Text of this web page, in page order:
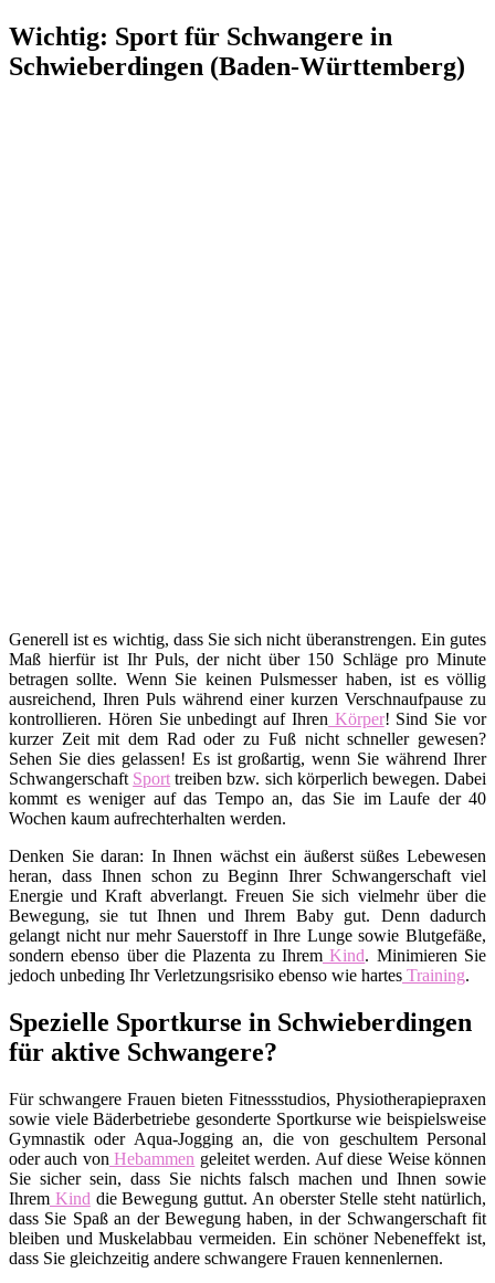
Wichtig: Sport für Schwangere in
Schwieberdingen (Baden-Württemberg)
Generell ist es wichtig, dass Sie sich nicht überanstrengen. Ein gutes
Maß hierfür ist Ihr Puls, der nicht über 150 Schläge pro Minute
betragen sollte. Wenn Sie keinen Pulsmesser haben, ist es völlig
ausreichend, Ihren Puls während einer kurzen Verschnaufpause zu
kontrollieren. Hören Sie unbedingt auf Ihren Körper! Sind Sie vor
kurzer Zeit mit dem Rad oder zu Fuß nicht schneller gewesen?
Sehen Sie dies gelassen! Es ist großartig, wenn Sie während Ihrer
Schwangerschaft Sport treiben bzw. sich körperlich bewegen. Dabei
kommt es weniger auf das Tempo an, das Sie im Laufe der 40
Wochen kaum aufrechterhalten werden.
Denken Sie daran: In Ihnen wächst ein äußerst süßes Lebewesen
heran, dass Ihnen schon zu Beginn Ihrer Schwangerschaft viel
Energie und Kraft abverlangt. Freuen Sie sich vielmehr über die
Bewegung, sie tut Ihnen und Ihrem Baby gut. Denn dadurch
gelangt nicht nur mehr Sauerstoff in Ihre Lunge sowie Blutgefäße,
sondern ebenso über die Plazenta zu Ihrem Kind. Minimieren Sie
jedoch unbeding Ihr Verletzungsrisiko ebenso wie hartes Training.
Spezielle Sportkurse in Schwieberdingen
für aktive Schwangere?
Für schwangere Frauen bieten Fitnessstudios, Physiotherapiepraxen
sowie viele Bäderbetriebe gesonderte Sportkurse wie beispielsweise
Gymnastik oder Aqua-Jogging an, die von geschultem Personal
oder auch von Hebammen geleitet werden. Auf diese Weise können
Sie sicher sein, dass Sie nichts falsch machen und Ihnen sowie
Ihrem Kind die Bewegung guttut. An oberster Stelle steht natürlich,
dass Sie Spaß an der Bewegung haben, in der Schwangerschaft fit
bleiben und Muskelabbau vermeiden. Ein schöner Nebeneffekt ist,
dass Sie gleichzeitig andere schwangere Frauen kennenlernen.